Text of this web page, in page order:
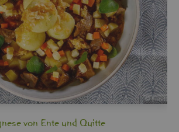
von Ente und Quit­te